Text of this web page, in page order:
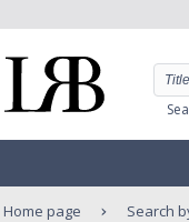
Home page Search